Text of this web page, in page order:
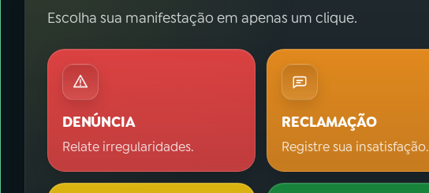
Escolha sua manifestação em apenas um clique.
DENÚNCIA
Relate irregularidades.
RECLAMAÇÃO
Registre sua insatisfação.